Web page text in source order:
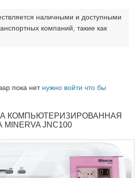
наличными и доступными
компаний, такие как
пока нет нужно войти что бы
КОМПЬЮТЕРИЗИРОВАННАЯ
JNC100